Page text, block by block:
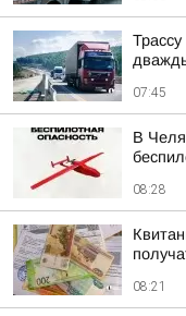
07:45
В
08:28
08:21